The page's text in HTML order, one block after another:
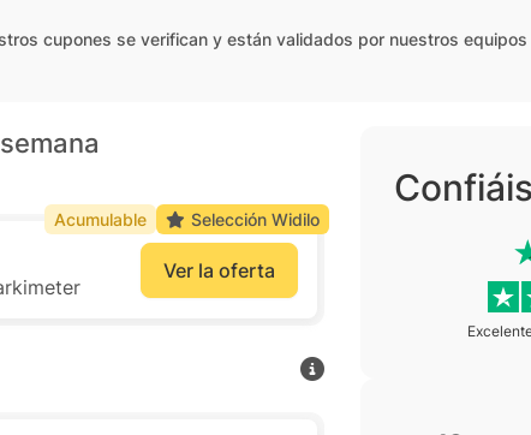
cupones se verifican y están validados por nuestros equipos
Ver la oferta
Acumulable Selección Widilo